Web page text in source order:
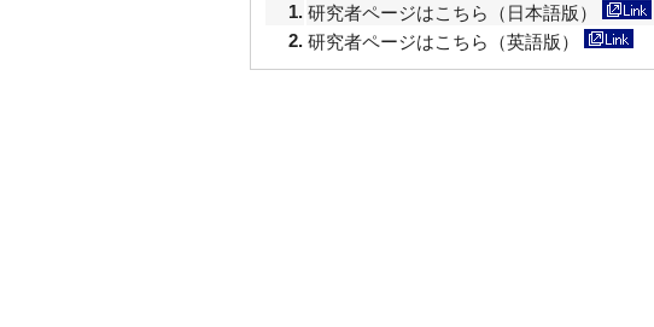
1. 研究者ページはこちら（日本語版）
2. 研究者ページはこちら（英語版）